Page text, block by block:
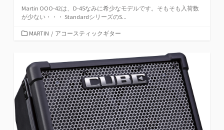
Martin OOO-42は、D-45なみに希少なモデルです。そもそも入荷数
が少ない・・・ StandardシリーズのS...
カ
リ
ー
MARTIN / アコースティックギター